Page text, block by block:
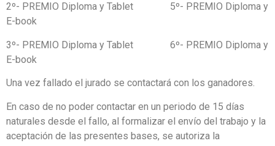
2º- PREMIO Diploma y Tablet 5º- PREMIO Diploma y
E-book
3º- PREMIO Diploma y Tablet 6º- PREMIO Diploma y
E-book
Una vez fallado el jurado se contactará con los ganadores.
En caso de no poder contactar en un periodo de 15 días
naturales desde el fallo, al formalizar el envío del trabajo y la
aceptación de las presentes bases, se autoriza la